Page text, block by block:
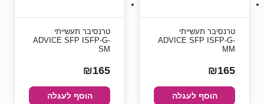
טרנסיבר תעשייתי
ADVICE SFP ISFP-G-
MM
₪165
הוסף לעגלה
טרנסיבר תעשייתי
ADVICE SFP ISFP-G-
SM
₪165
הוסף לעגלה